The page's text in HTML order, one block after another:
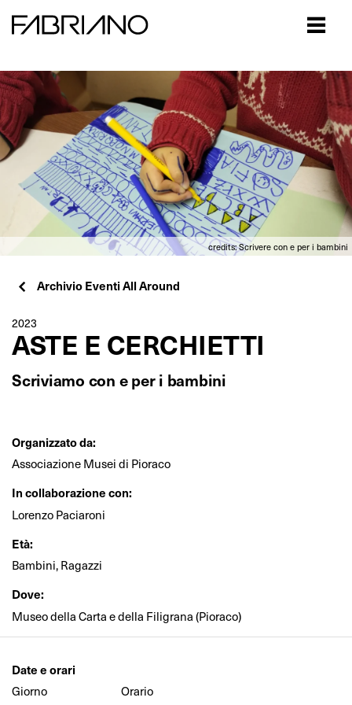
credits: Scrivere con e per i bambini
Archivio Eventi All Around
2023
ASTE E CERCHIETTI
Scriviamo con e per i bambini
Organizzato da:
Associazione Musei di Pioraco
In collaborazione con:
Lorenzo Paciaroni
Età:
Bambini, Ragazzi
Dove:
Museo della Carta e della Filigrana (Pioraco)
Date e orari
Giorno Orario